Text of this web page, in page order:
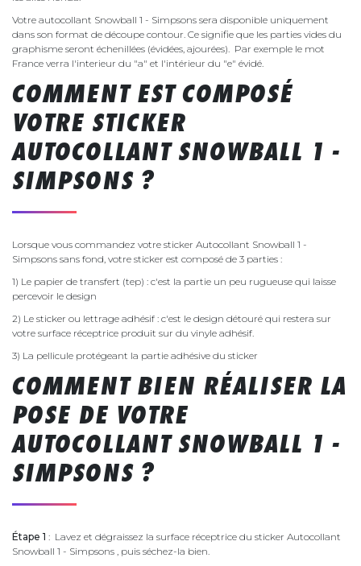
Votre autocollant Snowball 1 - Simpsons sera disponible uniquement
dans son format de découpe contour. Ce signifie que les parties vides du
graphisme seront échenillées (évidées, ajourées). Par exemple le mot
France verra l'interieur du "a" et l'intérieur du "e" évidé.
COMMENT EST COMPOSÉ
VOTRE STICKER
AUTOCOLLANT SNOWBALL 1 -
SIMPSONS ?
Lorsque vous commandez votre sticker Autocollant Snowball 1 -
Simpsons sans fond, votre sticker est composé de 3 parties :
1) Le papier de transfert (tep) : c'est la partie un peu rugueuse qui laisse
percevoir le design
2) Le sticker ou lettrage adhésif : c'est le design détouré qui restera sur
votre surface réceptrice produit sur du vinyle adhésif.
3) La pellicule protégeant la partie adhésive du sticker
COMMENT BIEN RÉALISER LA
POSE DE VOTRE
AUTOCOLLANT SNOWBALL 1 -
SIMPSONS ?
Étape 1 : Lavez et dégraissez la surface réceptrice du sticker Autocollant
Snowball 1 - Simpsons , puis séchez-la bien.